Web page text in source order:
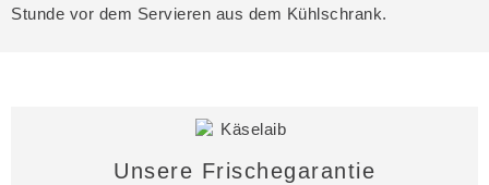
Stunde vor dem Servieren aus dem Kühlschrank.
Unsere Frischegarantie